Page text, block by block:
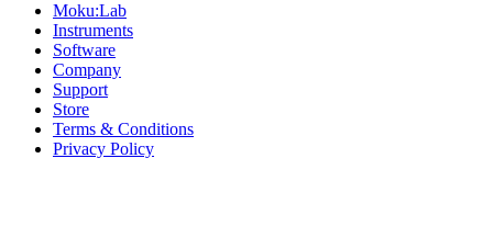
Moku:Lab
Instruments
Software
Company
Support
Store
Terms & Conditions
Privacy Policy